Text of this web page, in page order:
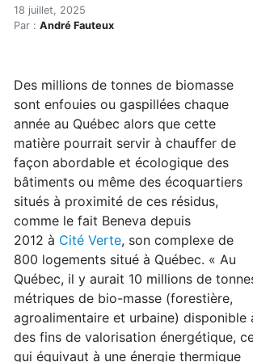
Accueil
Articles
Boom à venir
18 juillet, 2025
Par : André Fauteux
Des millions de tonnes de biomasse
sont enfouies ou gaspillées chaque
année au Québec alors que cette
matière pourrait servir à chauffer de
façon abordable et écologique des
bâtiments ou même des écoquartiers
situés à proximité de ces résidus,
comme le fait Beneva depuis
2012 à Cité Verte, son complexe de
800 logements situé à Québec. « Au
Québec, il y aurait 10 millions de
métriques de bio-masse (forestière,
agroalimentaire et urbaine) disponible
des fins de valorisation énergétique,
qui équivaut à une énergie thermique